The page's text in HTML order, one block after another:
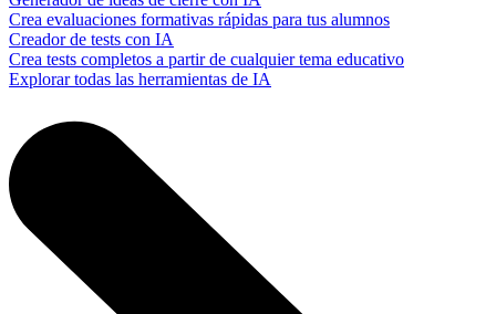
Crea evaluaciones formativas rápidas para tus alumnos
Creador de tests con IA
Crea tests completos a partir de cualquier tema educativo
Explorar todas las herramientas de IA